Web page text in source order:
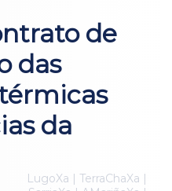
de
das
da
LugoXa | TerraChaXa |